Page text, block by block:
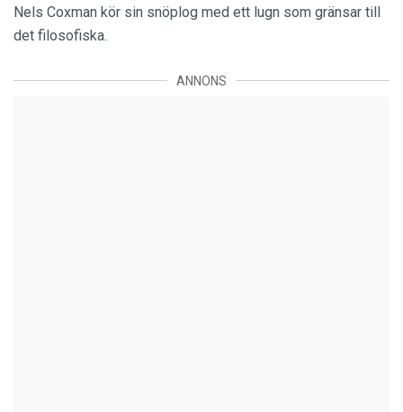
Nels Coxman kör sin snöplog med ett lugn som gränsar till
det filosofiska.
ANNONS